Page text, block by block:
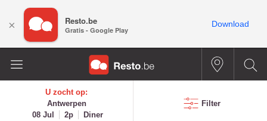
U zocht op:
Antwerpen
08 Jul
2p Diner
Filter
× Resto.be
Gratis - Google Play
Download